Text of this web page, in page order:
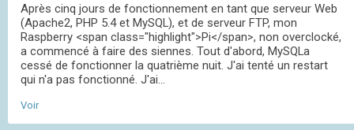
Après cinq jours de fonctionnement en tant que serveur Web
(Apache2, PHP 5.4 et MySQL), et de serveur FTP, mon
Raspberry <span class="highlight">Pi</span>, non overclocké,
a commencé à faire des siennes. Tout d'abord, MySQLa
cessé de fonctionner la quatrième nuit. J'ai tenté un restart
qui n'a pas fonctionné. J'ai...
Voir